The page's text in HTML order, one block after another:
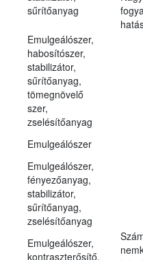
sűrítőanyag
Emulgeálószer,
habosítószer,
stabilizátor,
sűrítőanyag,
tömegnövelő
szer,
zselésítőanyag
Emulgeálószer
Emulgeálószer,
fényezőanyag,
stabilizátor,
sűrítőanyag,
zselésítőanyag
Emulgeálószer,
kontraszterősítő,